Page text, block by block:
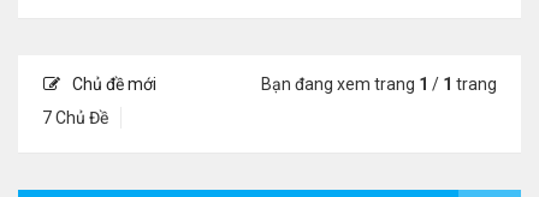
Chủ đề mới
7 Chủ Đề
Bạn đang xem trang 1 / 1 trang